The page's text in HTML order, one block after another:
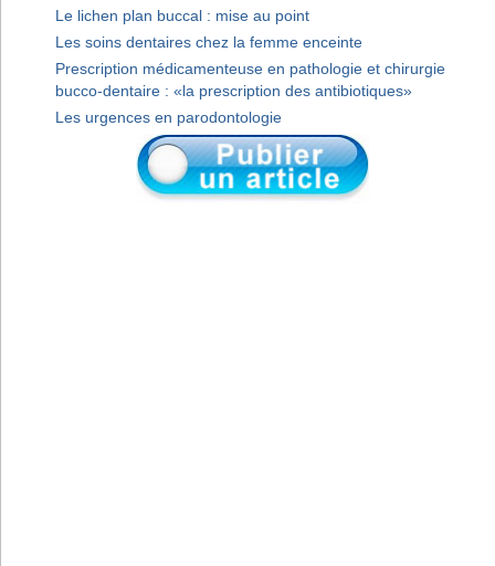
Le lichen plan buccal : mise au point
Les soins dentaires chez la femme enceinte
Prescription médicamenteuse en pathologie et chirurgie
bucco-dentaire : «la prescription des antibiotiques»
Les urgences en parodontologie